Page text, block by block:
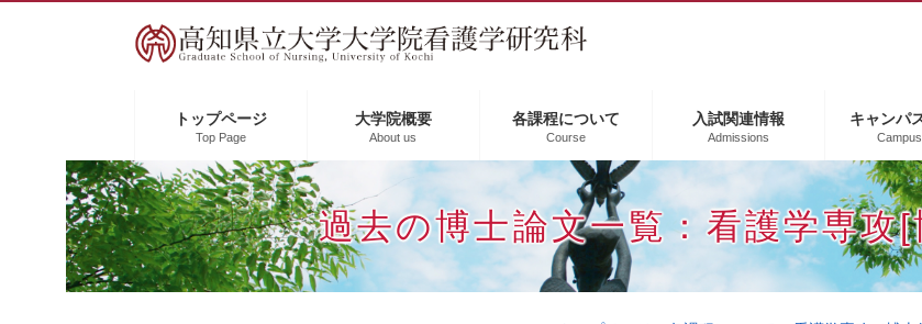
トップページ
Top Page
大学院概要
About us
各課程について
Course
入試関連情報
Admissions
キャンパ
過去の博士論文一覧：看護学専攻